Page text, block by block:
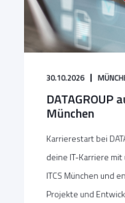
30.10.2026
DATAGROUP
München
Karrierestart bei
deine IT-Karriere
ITCS München und
Projekte und